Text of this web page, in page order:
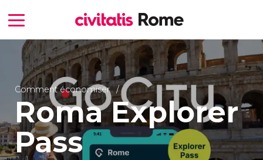
Comment économiser
Roma Explorer
Pass